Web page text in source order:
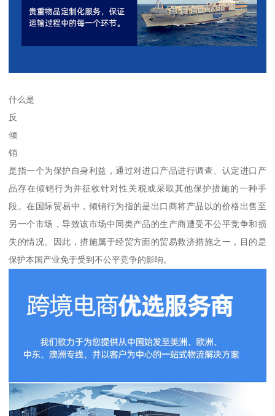
什么是
反
倾
销
是指一个为保护自身利益，通过对进口产品进行调查、认定进口产
品存在倾销行为并征收针对性关税或采取其他保护措施的一种手
段。在国际贸易中，倾销行为指的是出口商将产品以的价格出售至
另一个市场，导致该市场中同类产品的生产商遭受不公平竞争和损
失的情况。因此，措施属于经贸方面的贸易救济措施之一，目的是
保护本国产业免于受到不公平竞争的影响。